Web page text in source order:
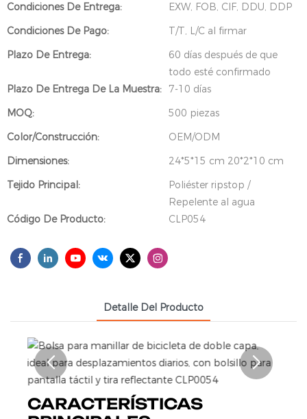
Condiciones De Entrega:
EXW, FOB, CIF, DDU, DDP
Condiciones De Pago:
T/T, L/C al firmar
Plazo De Entrega:
60 días después de que
todo esté confirmado
Plazo De Entrega De La Muestra:
7-10 días
MOQ:
500 piezas
Color/Construcción:
OEM/ODM
Dimensiones:
24*5*15 cm 20*2*10 cm
Tejido Principal:
Poliéster ripstop /
Repelente al agua
Código De Producto:
CLP054
Detalle Del Producto
CARACTERÍSTICAS